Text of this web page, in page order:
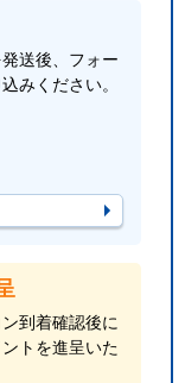
送後、フォー
みください。
到着確認後に
トを進呈いた